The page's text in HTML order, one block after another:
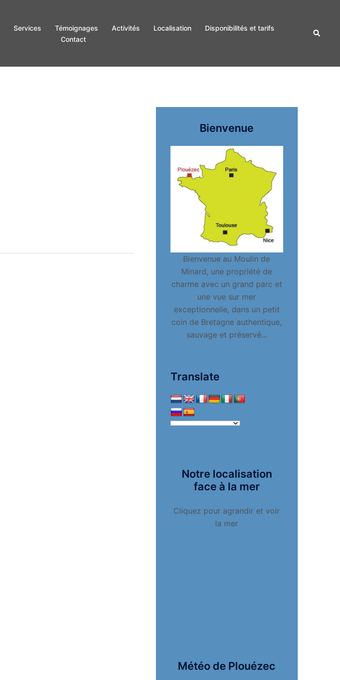
Services Témoignages Activités Localisation
Disponibilités et tarifs
Contact
Bienvenue
Bienvenue au Moulin de
Minard, une propriété de
charme avec un grand parc et
une vue sur mer
exceptionnelle, dans un petit
coin de Bretagne authentique,
sauvage et préservé...
Translate
Notre localisation
face à la mer
Cliquez pour agrandir et voir
la mer
Météo de Plouézec